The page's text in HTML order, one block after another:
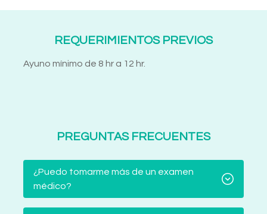
REQUERIMIENTOS PREVIOS
Ayuno mínimo de 8 hr a 12 hr.
PREGUNTAS FRECUENTES
¿Puedo tomarme más de un examen
médico?